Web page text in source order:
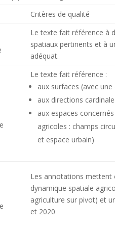
Critères de qualité
Le texte fait référence à
spatiaux pertinents et à
adéquat.
Le texte fait référence :
aux surfaces (avec
aux directions
aux espaces
agricoles : champs
et espace urbain)
Les annotations mettent
dynamique spatiale
agriculture sur pivot) et
et 2020